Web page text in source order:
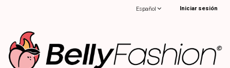
Iniciar sesión
Español